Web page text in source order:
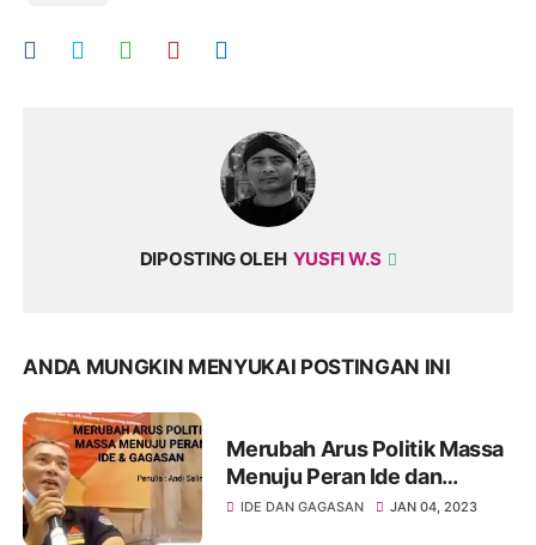
DIPOSTING OLEH YUSFI W.S
ANDA MUNGKIN MENYUKAI POSTINGAN INI
Merubah Arus Politik Massa
Menuju Peran Ide dan
Gagasan
IDE DAN GAGASAN JAN 04, 2023